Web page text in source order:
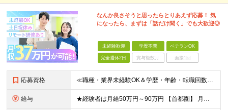
なんか良さそうと思ったらとりあえず応募！ 気
になったら、まずは「話だけ聞く」でも大歓迎◎
未経験歓迎 学歴不問 ベテランOK
完全週休2日 賞与複数月 面接1回
応募資格 ≪職種・業界未経験OK＆学歴・年齢・転職回数不問≫ ◆第二新卒歓迎 ◆社会人経験不問 ◆資格不問 ※新卒の方もご応募可能 （待遇・募集要項等は別途ご案内いたします） ※入社時期は柔軟に対応します！半年
給与 ★経験者は月給50万円～90万円 【首都圏】 月給30万1230円〜 ⇒基本22万7000円+地域6万4230円+皆勤1万円 【群馬/栃木/茨城】 月給28万1090円〜 ⇒基本23万4000円+